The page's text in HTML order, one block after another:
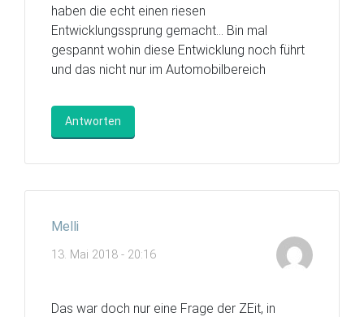
haben die echt einen riesen
Entwicklungssprung gemacht… Bin mal
gespannt wohin diese Entwicklung noch führt
und das nicht nur im Automobilbereich
Antworten
Melli
13. Mai 2018 - 20:16
Das war doch nur eine Frage der ZEit, in